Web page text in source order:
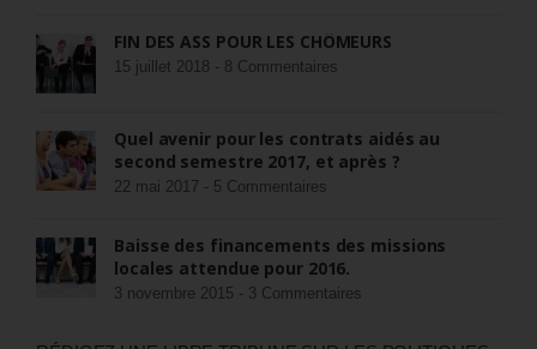
FIN DES ASS POUR LES CHÔMEURS
15 juillet 2018 - 8 Commentaires
Quel avenir pour les contrats aidés au
second semestre 2017, et après ?
22 mai 2017 - 5 Commentaires
Baisse des financements des missions
locales attendue pour 2016.
3 novembre 2015 - 3 Commentaires